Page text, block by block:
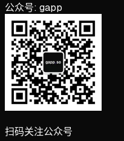
公众号: gapp
扫码关注公众号